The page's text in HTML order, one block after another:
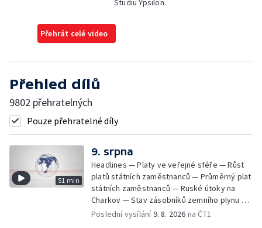
Studiu Ypsilon.
Přehrát celé video
Přehled dílů
9802 přehratelných
Pouze přehratelné díly
51 min
9. srpna
Headlines — Platy ve veřejné sféře — Růst
platů státních zaměstnanců — Průměrný plat
státních zaměstnanců — Ruské útoky na
Charkov — Stav zásobníků zemního plynu —
Oprava na dálnici D11 — Evakuace v Britské
Poslední vysílání9. 8. 2026 na ČT1